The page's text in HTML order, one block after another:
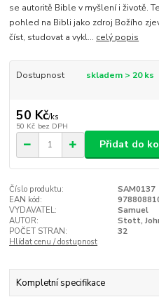
se autoritě Bible v myšlení i životě.
pohled na Bibli jako zdroj Božího
číst, studovat a vykl... celý popis
Dostupnost skladem > 20 ks
50 Kč/ks
50 Kč bez DPH
Přidat do
Číslo produktu:
SAM0137
EAN kód:
VYDAVATEL:
Samuel
AUTOR:
Stott,
POČET STRAN:
32
Hlídat cenu / dostupnost
Kompletní specifikace